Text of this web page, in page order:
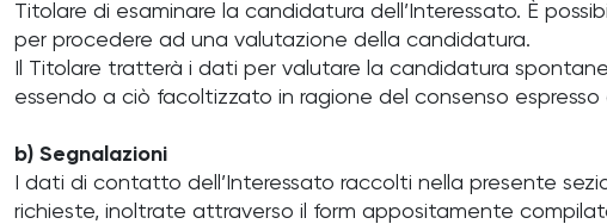
Titolare di esaminare la candidatura dell’Interessato. È
per procedere ad una valutazione della candidatura.
Il Titolare tratterà i dati per valutare la candidatura
essendo a ciò facoltizzato in ragione del consenso
b) Segnalazioni
I dati di contatto dell’Interessato raccolti nella presente
richieste, inoltrate attraverso il form appositamente